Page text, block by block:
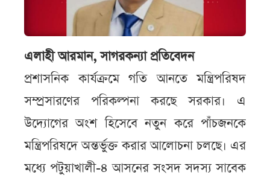
এলাহী আরমান, সাগরকন্যা প্রতিবেদন
প্রশাসনিক কার্যক্রমে গতি আনতে মন্ত্রিপরিষদ
সম্প্রসারণের পরিকল্পনা করছে সরকার। এ
উদ্যোগের অংশ হিসেবে নতুন করে পাঁচজনকে
মন্ত্রিপরিষদে অন্তর্ভুক্ত করার আলোচনা চলছে। এর
মধ্যে পটুয়াখালী-৪ আসনের সংসদ সদস্য সাবেক